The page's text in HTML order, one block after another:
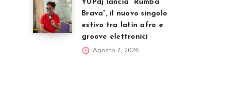
YUPdj lancia “Rumba
Brava”, il nuovo singolo
estivo tra latin afro e
groove elettronici
Agosto 7, 2026